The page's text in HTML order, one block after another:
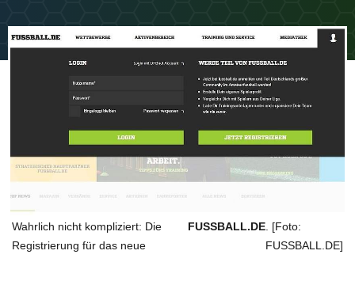
Wahrlich nicht kompliziert: Die
Registrierung für das neue
FUSSBALL.DE . [Foto:
FUSSBALL.DE]